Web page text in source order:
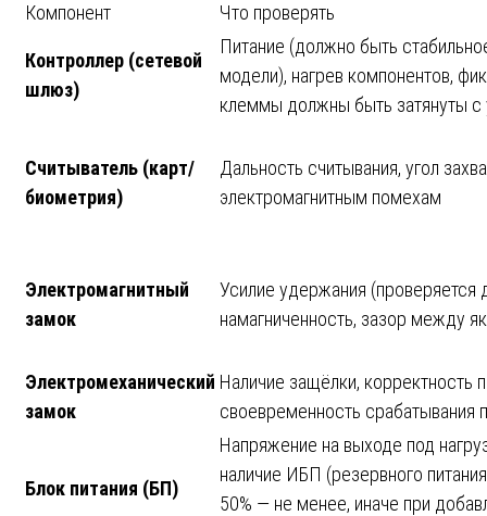
Компонент Что проверять
Контроллер (сетевой
шлюз)
Питание (должно быть
модели), нагрев компонентов,
клеммы должны быть затянуты с
Считыватель (карт/
биометрия)
Дальность считывания, угол
электромагнитным помехам
Электромагнитный
замок
Усилие удержания (проверяется
намагниченность, зазор между
Электромеханический
замок
Наличие защёлки, корректность
своевременность срабатывания
Блок питания (БП)
Напряжение на выходе под
наличие ИБП (резервного
50% — не менее, иначе при